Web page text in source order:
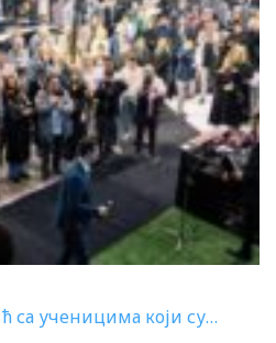
са ученицима који су